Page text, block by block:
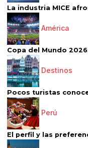
La industria MICE
América
Copa del Mundo
Destinos
Pocos turistas
Perú
El perfil y las